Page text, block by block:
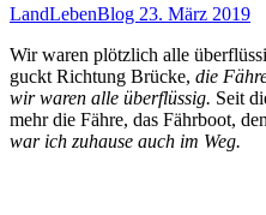
LandLebenBlog 23. März 2019
Wir waren plötzlich alle
guckt Richtung Brücke, die
wir waren alle überflüssig. Seit
mehr die Fähre, das Fährboot,
war ich zuhause auch im Weg.